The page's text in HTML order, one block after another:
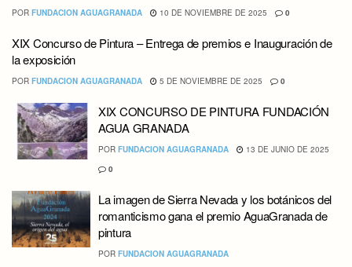
POR FUNDACION AGUAGRANADA 10 DE NOVIEMBRE DE 2025 0
XIX Concurso de Pintura – Entrega de premios e Inauguración de
la exposición
POR FUNDACION AGUAGRANADA 5 DE NOVIEMBRE DE 2025 0
XIX CONCURSO DE PINTURA FUNDACIÓN
AGUA GRANADA
POR FUNDACION AGUAGRANADA
13 DE JUNIO DE 2025
0
La imagen de Sierra Nevada y los botánicos del
romanticismo gana el premio AguaGranada de
pintura
POR FUNDACION AGUAGRANADA